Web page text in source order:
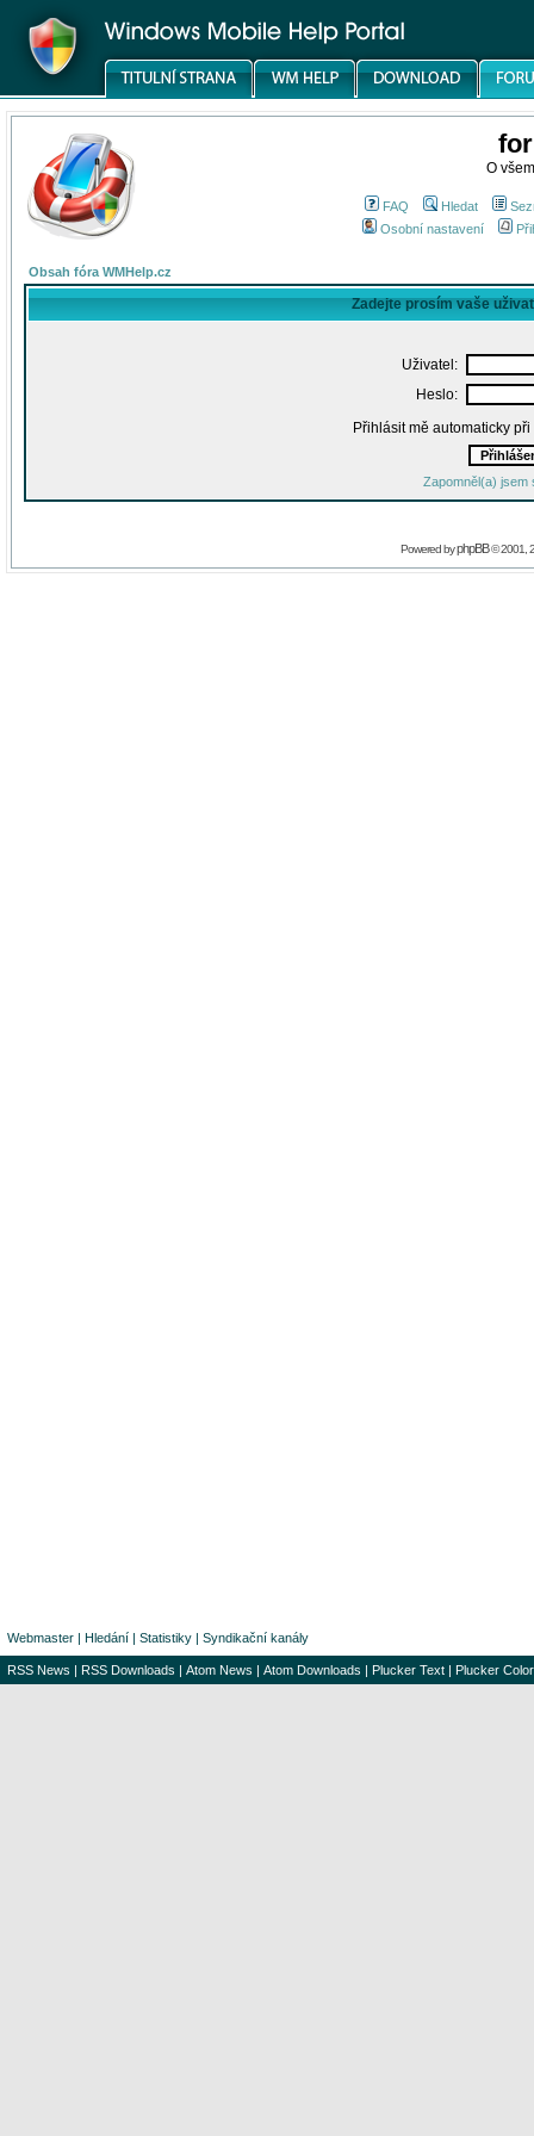
O
FAQ Hledat
Osobní nastavení
Obsah fóra WMHelp.cz
Zadejte prosím vaše
Uživatel:
Heslo:
Přihlásit mě automaticky
Zapomněl(a) jsem
Powered byphpBB© 2001,
Webmaster | Hledání | Statistiky | Syndikační kanály
RSS News | RSS Downloads | Atom News | Atom Downloads | Plucker Text | Plucker Color